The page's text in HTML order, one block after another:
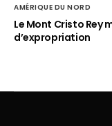
AMÉRIQUE DU NORD
Le Mont Cristo Rey
d’expropriation